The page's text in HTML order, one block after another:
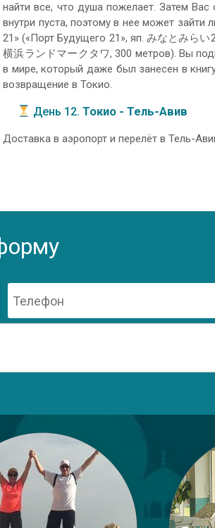
найти все, что душа пожелает. Затем
внутри пуста, поэтому в нее может
21» («Порт Будущего 21», яп. みなとみら
横浜ランドマークタワ, 300 метров). Вы
в мире, который даже был занесен в
возвращение в Токио.
День 12. Токио - Тель-Авив
Доставка в аэропорт и перелёт в Тель-